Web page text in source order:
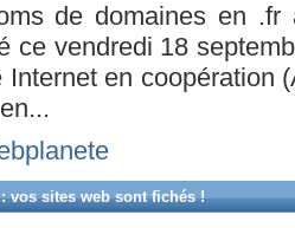
de domaines en
ce vendredi 18
Internet en coopération
: vos sites web sont fichés !